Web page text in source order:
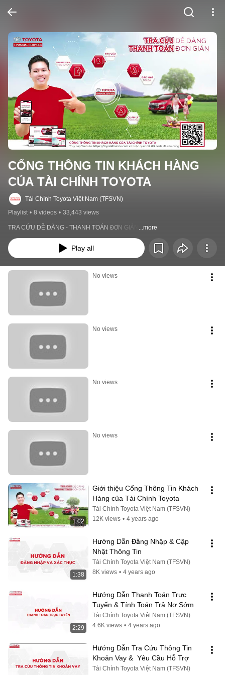
CỔNG THÔNG TIN KHÁCH HÀNG
CỦA TÀI CHÍNH TOYOTA
Tài Chính Toyota Việt Nam (TFSVN)
Playlist • 8 videos • 33,443 views
TRA CỨU DỄ DÀNG - THANH TOÁN ĐƠN GIẢN ...more
Play all
No views
No views
No views
No views
1:02
Giới thiệu Cổng Thông Tin Khách
Hàng của Tài Chính Toyota
Tài Chính Toyota Việt Nam (TFSVN)
12K views • 4 years ago
1:38
Hướng Dẫn Đăng Nhập & Cập
Nhật Thông Tin
Tài Chính Toyota Việt Nam (TFSVN)
8K views • 4 years ago
2:29
Hướng Dẫn Thanh Toán Trực
Tuyến & Tính Toán Trả Nợ Sớm
Tài Chính Toyota Việt Nam (TFSVN)
4.6K views • 4 years ago
Hướng Dẫn Tra Cứu Thông Tin
Khoản Vay &  Yêu Cầu Hỗ Trợ
Tài Chính Toyota Việt Nam (TFSVN)